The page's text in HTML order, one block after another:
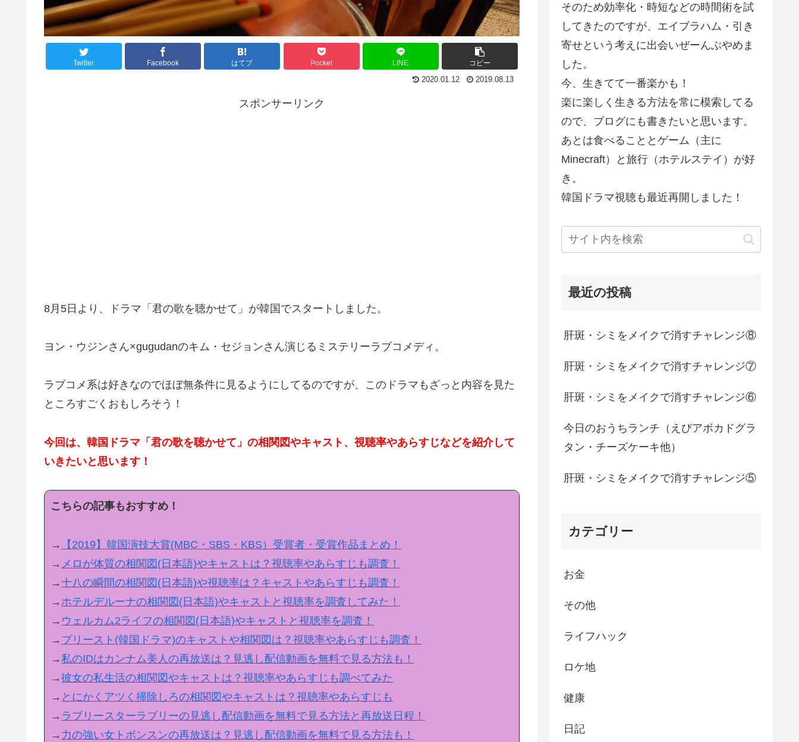
Twitter Facebook はてブ Pocket LINE コピー
2020.01.12 2019.08.13
スポンサーリンク
8月5日より、ドラマ「君の歌を聴かせて」が韓国でスタートしました。
ヨン・ウジンさん×gugudanのキム・セジョンさん演じるミステリーラブコメディ。
ラブコメ系は好きなのでほぼ無条件に見るようにしてるのですが、このドラマもざっと内容を見た
ところすごくおもしろそう！
今回は、韓国ドラマ「君の歌を聴かせて」の相関図やキャスト、視聴率やあらすじなどを紹介して
いきたいと思います！
こちらの記事もおすすめ！
→
【2019】韓国演技大賞(MBC・SBS・KBS）受賞者・受賞作品まとめ！
→ メロが体質の相関図(日本語)やキャストは？視聴率やあらすじも調査！
→十八の瞬間の相関図(日本語)や視聴率は？キャストやあらすじも調査！
→ ホテルデルーナの相関図(日本語)やキャストと視聴率を調査してみた！
→ ウェルカム2ライフの相関図(日本語)やキャストと視聴率を調査！
→ プリースト(韓国ドラマ)のキャストや相関図は？視聴率やあらすじも調査！
→私のIDはカンナム美人の再放送は？見逃し配信動画を無料で見る方法も！
→彼女の私生活の相関図やキャストは？視聴率やあらすじも調べてみた
→ とにかくアツく掃除しろの相関図やキャストは？視聴率やあらすじも
→ ラブリースターラブリーの見逃し配信動画を無料で見る方法と再放送日程！
→ 力の強い女トボンスンの再放送は？見逃し配信動画を無料で見る方法も！
そのため効率化・時短などの時間術を試
してきたのですが、エイブラハム・引き
寄せという考えに出会いぜーんぶやめま
した。
今、生きてて一番楽かも！
楽に楽しく生きる方法を常に模索してる
ので、ブログにも書きたいと思います。
あとは食べることとゲーム（主に
Minecraft）と旅行（ホテルステイ）が好
き。
韓国ドラマ視聴も最近再開しました！
最近の投稿
肝斑・シミをメイクで消すチャレンジ⑧
肝斑・シミをメイクで消すチャレンジ⑦
肝斑・シミをメイクで消すチャレンジ⑥
今日のおうちランチ（えびアボカドグラ
タン・チーズケーキ他）
肝斑・シミをメイクで消すチャレンジ⑤
カテゴリー
お金
その他
ライフハック
ロケ地
健康
日記